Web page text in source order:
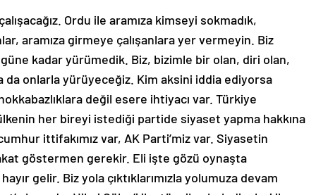
Ordu ile aramıza kimseyi sokmadık,
aramıza girmeye çalışanlara yer vermeyin. Biz
kadar yürümedik. Biz, bizimle bir olan, diri olan,
onlarla yürüyeceğiz. Kim aksini iddia ediyorsa
değil esere ihtiyacı var. Türkiye
ülkenin her bireyi istediği partide siyaset yapma hakkına
ittifakımız var, AK Parti’miz var. Siyasetin
göstermen gerekir. Eli işte gözü oynaşta
gelir. Biz yola çıktıklarımızla yolumuza devam